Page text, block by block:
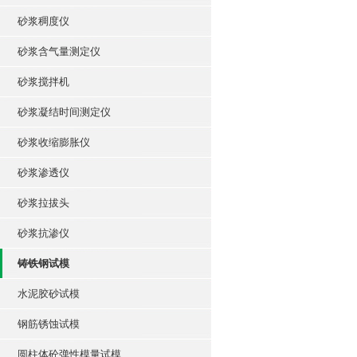
砂浆稠度仪
砂浆含气量测定仪
砂浆搅拌机
砂浆凝结时间测定仪
砂浆收缩膨胀仪
砂浆渗透仪
砂浆拉拔头
砂浆抗渗仪
铸铁钢试模
水泥胶砂试模
钢筋锈蚀试模
圆柱体砼弹性模量试模